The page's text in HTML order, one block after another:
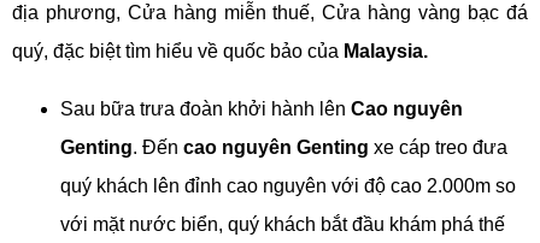
địa phương, Cửa hàng miễn thuế, Cửa hàng vàng bạc đá
quý, đặc biệt tìm hiểu về quốc bảo của Malaysia.
Sau bữa trưa đoàn khởi hành lên Cao nguyên
Genting. Đến cao nguyên Genting xe cáp treo đưa
quý khách lên đỉnh cao nguyên với độ cao 2.000m so
với mặt nước biển, quý khách bắt đầu khám phá thế